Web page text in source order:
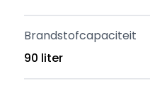
Brandstofcapaciteit
90 liter